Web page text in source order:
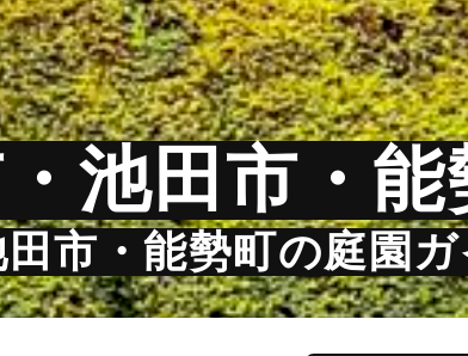
池田市・
市・能勢町の庭園